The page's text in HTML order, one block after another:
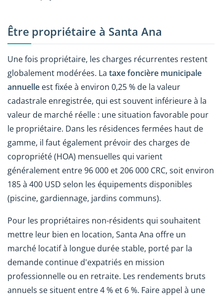
Être propriétaire à Santa Ana
Une fois propriétaire, les charges récurrentes restent
globalement modérées. La taxe foncière municipale
annuelle est fixée à environ 0,25 % de la valeur
cadastrale enregistrée, qui est souvent inférieure à la
valeur de marché réelle : une situation favorable pour
le propriétaire. Dans les résidences fermées haut de
gamme, il faut également prévoir des charges de
copropriété (HOA) mensuelles qui varient
généralement entre 96 000 et 206 000 CRC, soit environ
185 à 400 USD selon les équipements disponibles
(piscine, gardiennage, jardins communs).
Pour les propriétaires non-résidents qui souhaitent
mettre leur bien en location, Santa Ana offre un
marché locatif à longue durée stable, porté par la
demande continue d'expatriés en mission
professionnelle ou en retraite. Les rendements bruts
annuels se situent entre 4 % et 6 %. Faire appel à une